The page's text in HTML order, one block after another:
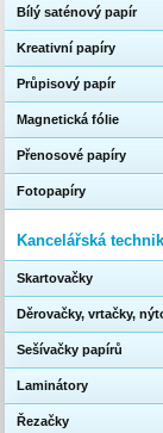
Bílý saténový papír
Kreativní papíry
Průpisový papír
Magnetická fólie
Přenosové papíry
Fotopapíry
Kancelářská
Skartovačky
Děrovačky, vrtačky,
Sešívačky papírů
Laminátory
Řezačky